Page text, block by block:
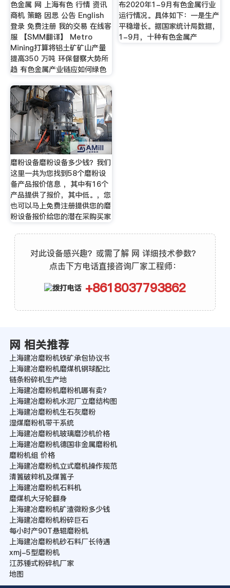
色金属 网 上海有色 行情 资讯
商机 策略 因思 公告 English
登录 免费注册 我的交易 在线客
服 【SMM翻译】 Metro
Mining打算将铝土矿矿山产量
提高350 万吨 环保督察大势所
趋 有色金属产业链应如何绿色
布2020年1-9月有色金属行业
运行情况。具体如下：一是生产
平稳增长。据国家统计局数据，
1-9月，十种有色金属产
磨粉设备磨粉设备多少钱？我们
这里一共为您找到58个磨粉设
备产品报价信息 ，其中有16个
产品提供了报价，其中低。，您
也可以马上免费注册提供您的磨
粉设备报价给您的潜在采购买家
对此设备感兴趣？或需了解 网 详细技术参数？
点击下方电话直接咨询厂家工程师：
+8618037793862
网 相关推荐
上海建冶磨粉机铁矿承包协议书
上海建冶磨粉机磨煤机钢球配比
链条粉碎机生产地
上海建冶磨粉机磨粉机哪有卖？
上海建冶磨粉机水泥厂立磨结构图
上海建冶磨粉机生石灰磨粉
湿煤磨粉机带干系统
上海建冶磨粉机玻璃磨沙机价格
上海建冶磨粉机德国非金属磨粉机
磨粉机组 价格
上海建冶磨粉机立式磨机操作规范
清篦破粹机及煤篦子
上海建冶磨粉机石料机
磨煤机大牙轮翻身
上海建冶磨粉机矿渣微粉多少钱
上海建冶磨粉机粉碎巨石
每小时产90T悬辊磨粉机
上海建冶磨粉机砂石料厂长待遇
xmj-5型磨粉机
江苏锤式粉碎机厂家
地图